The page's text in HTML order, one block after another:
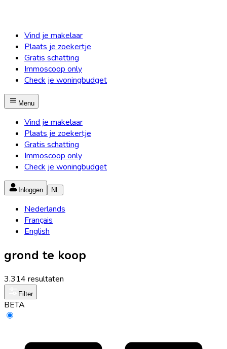
Vind je makelaar
Plaats je zoekertje
Gratis schatting
Immoscoop only
Check je woningbudget
Menu
Vind je makelaar
Plaats je zoekertje
Gratis schatting
Immoscoop only
Check je woningbudget
Inloggen NL
Nederlands
Français
English
grond te koop
3.314 resultaten
Filter
BETA